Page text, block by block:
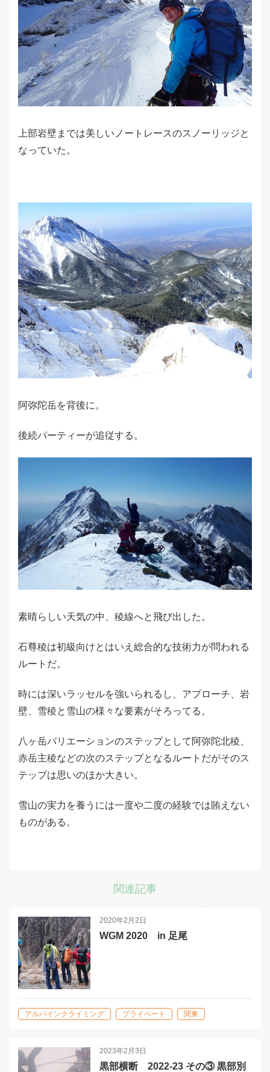
上部岩壁までは美しいノートレースのスノーリッジと
なっていた。
阿弥陀岳を背後に。
後続パーティーが追従する。
素晴らしい天気の中、稜線へと飛び出した。
石尊稜は初級向けとはいえ総合的な技術力が問われる
ルートだ。
時には深いラッセルを強いられるし、アプローチ、岩
壁、雪稜と雪山の様々な要素がそろってる。
八ヶ岳バリエーションのステップとして阿弥陀北稜、
赤岳主稜などの次のステップとなるルートだがそのス
テップは思いのほか大きい。
雪山の実力を養うには一度や二度の経験では賄えない
ものがある。
関連記事
2020年2月2日
WGM 2020 in 足尾
アルパインクライミング プライベート 関東
2023年2月3日
黒部横断 2022-23 その③ 黒部別